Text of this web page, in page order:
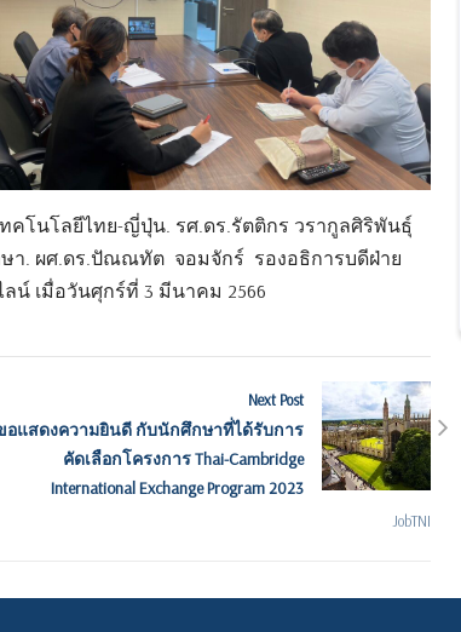
คโนโลยีไทย-ญี่ปุ่น. รศ.ดร.รัตติกร วรากูลศิริพันธุ์
า. ผศ.ดร.ปัณณทัต จอมจักร์ รองอธิการบดีฝ่าย
น์ เมื่อวันศุกร์ที่ 3 มีนาคม 2566
Next Post
อแสดงความยินดี กับนักศึกษาที่ได้รับการ
คัดเลือกโครงการ Thai-Cambridge
International Exchange Program 2023
JobTNI